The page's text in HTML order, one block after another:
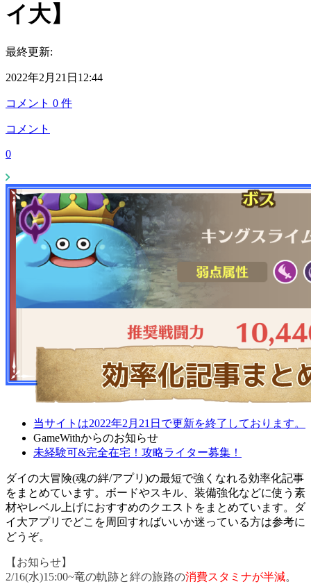
イ大】
最終更新:
2022年2月21日12:44
コメント 0 件
コメント
0
当サイトは2022年2月21日で更新を終了しております。
GameWithからのお知らせ
未経験可&完全在宅！攻略ライター募集！
ダイの大冒険(魂の絆/アプリ)の最短で強くなれる効率化記事
をまとめています。ボードやスキル、装備強化などに使う素
材やレベル上げにおすすめのクエストをまとめています。ダ
イ大アプリでどこを周回すればいいか迷っている方は参考に
どうぞ。
【お知らせ】
2/16(水)15:00~竜の軌跡と絆の旅路の消費スタミナが半減。